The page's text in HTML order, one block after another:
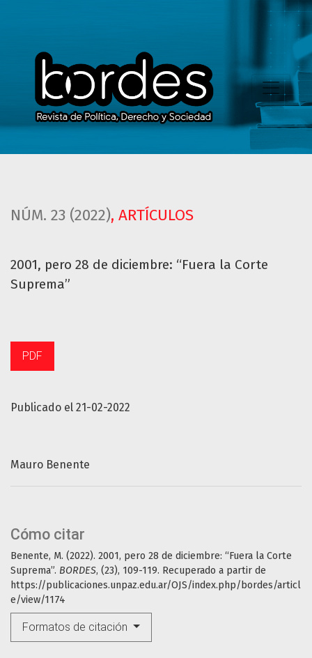
2001, pero 28 de diciembre: “Fuera la Corte Suprema”
NÚM. 23 (2022), ARTÍCULOS
2001, pero 28 de diciembre: “Fuera la Corte
Suprema”
Publicado el 21-02-2022
PDF
Cómo citar
Benente, M. (2022). 2001, pero 28 de diciembre: “Fuera la Corte
Suprema”. BORDES, (23), 109-119. Recuperado a partir de
https://publicaciones.unpaz.edu.ar/OJS/index.php/bordes/articl
e/view/1174
Formatos de citación
Mauro Benente